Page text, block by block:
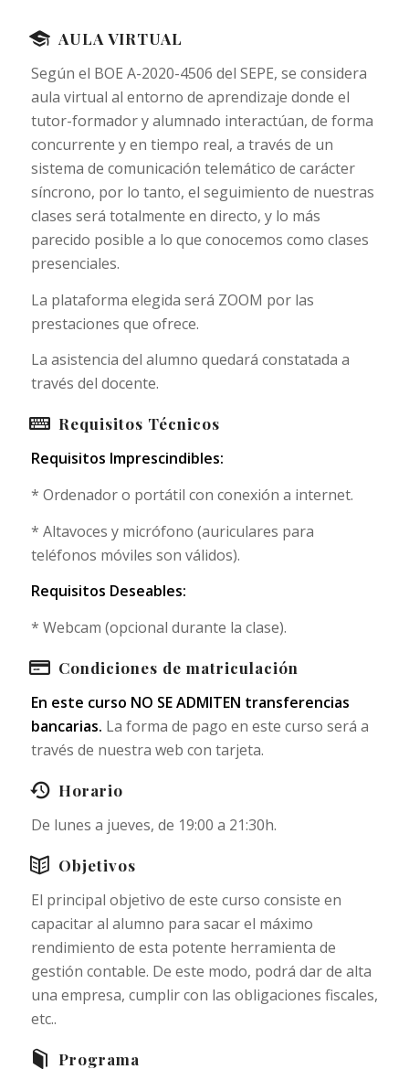
AULA VIRTUAL
Según el BOE A-2020-4506 del SEPE, se considera
aula virtual al entorno de aprendizaje donde el
tutor-formador y alumnado interactúan, de forma
concurrente y en tiempo real, a través de un
sistema de comunicación telemático de carácter
síncrono, por lo tanto, el seguimiento de nuestras
clases será totalmente en directo, y lo más
parecido posible a lo que conocemos como clases
presenciales.
La plataforma elegida será ZOOM por las
prestaciones que ofrece.
La asistencia del alumno quedará constatada a
través del docente.
Requisitos Técnicos
Requisitos Imprescindibles:
* Ordenador o portátil con conexión a internet.
* Altavoces y micrófono (auriculares para
teléfonos móviles son válidos).
Requisitos Deseables:
* Webcam (opcional durante la clase).
Condiciones de matriculación
En este curso NO SE ADMITEN transferencias
bancarias. La forma de pago en este curso será a
través de nuestra web con tarjeta.
Horario
De lunes a jueves, de 19:00 a 21:30h.
Objetivos
El principal objetivo de este curso consiste en
capacitar al alumno para sacar el máximo
rendimiento de esta potente herramienta de
gestión contable. De este modo, podrá dar de alta
una empresa, cumplir con las obligaciones fiscales,
etc..
Programa